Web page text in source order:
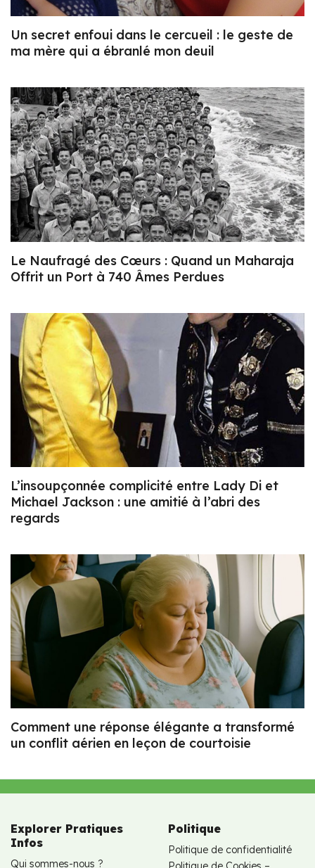
Un secret enfoui dans le cercueil : le geste de
ma mère qui a ébranlé mon deuil
Le Naufragé des Cœurs : Quand un Maharaja
Offrit un Port à 740 Âmes Perdues
L’insoupçonnée complicité entre Lady Di et
Michael Jackson : une amitié à l’abri des
regards
Comment une réponse élégante a transformé
un conflit aérien en leçon de courtoisie
Explorer Pratiques
Infos
Qui sommes-nous ?
Politique
Politique de confidentialité